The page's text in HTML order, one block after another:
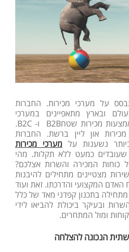
על מערכי מכירות. החברות
ובארץ מתאפיינים במערכי
מכירות מעולים. חלקם באמצעות מכירות שטחB2B ו- B2C.
און ליין ברשת. החברות
נשענות על מערכי מכירות
שעובדים כמעט ללא תקלות. מהי
כוחות המכירה והשרות אצלכם?
מצטיינים מתחילים להיבנות
האדם המקצועי והדרכתו. זאת ועוד
בתכנון קפדני מאד של כלל
ובעיקר ביכולת להביאו לידי
ומול המתחרים.
הנכונה להצלחה